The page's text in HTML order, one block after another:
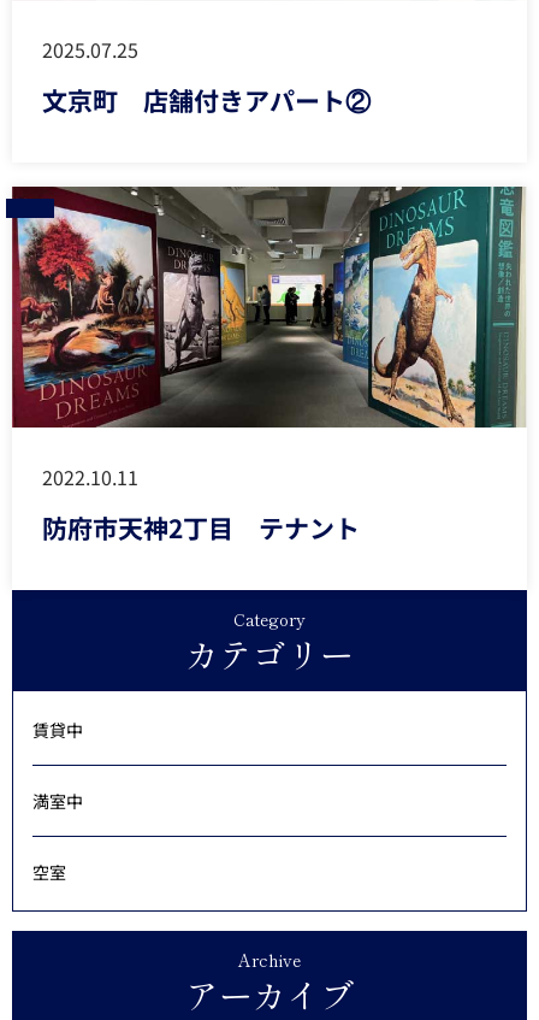
2025.07.25
文京町 店舗付きアパート②
2022.10.11
防府市天神2丁目 テナント
Category
カテゴリー
賃貸中
満室中
空室
Archive
アーカイブ